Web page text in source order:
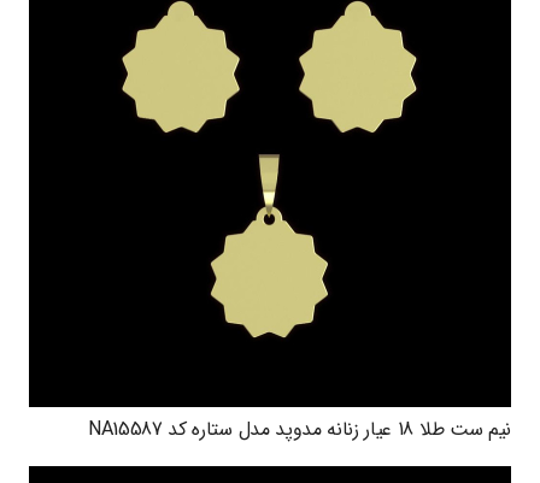
نیم ست طلا 18 عیار زنانه مدوپد مدل ستاره کد NA15587